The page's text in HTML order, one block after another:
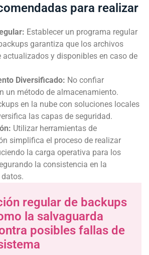
para realizar
Establecer un programa regular
garantiza que los archivos
actualizados y disponibles en caso de
Diversificado: No confiar
un método de almacenamiento.
en la nube con soluciones locales
las capas de seguridad.
Utilizar herramientas de
simplifica el proceso de realizar
la carga operativa para los
la consistencia en la
regular de backups
la salvaguarda
posibles fallas de